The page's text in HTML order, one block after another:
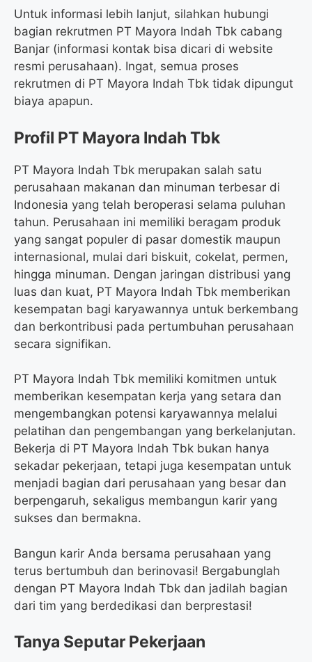
Untuk informasi lebih lanjut, silahkan hubungi
bagian rekrutmen PT Mayora Indah Tbk cabang
Banjar (informasi kontak bisa dicari di website
resmi perusahaan). Ingat, semua proses
rekrutmen di PT Mayora Indah Tbk tidak dipungut
biaya apapun.
Profil PT Mayora Indah Tbk
PT Mayora Indah Tbk merupakan salah satu
perusahaan makanan dan minuman terbesar di
Indonesia yang telah beroperasi selama puluhan
tahun. Perusahaan ini memiliki beragam produk
yang sangat populer di pasar domestik maupun
internasional, mulai dari biskuit, cokelat, permen,
hingga minuman. Dengan jaringan distribusi yang
luas dan kuat, PT Mayora Indah Tbk memberikan
kesempatan bagi karyawannya untuk berkembang
dan berkontribusi pada pertumbuhan perusahaan
secara signifikan.
PT Mayora Indah Tbk memiliki komitmen untuk
memberikan kesempatan kerja yang setara dan
mengembangkan potensi karyawannya melalui
pelatihan dan pengembangan yang berkelanjutan.
Bekerja di PT Mayora Indah Tbk bukan hanya
sekadar pekerjaan, tetapi juga kesempatan untuk
menjadi bagian dari perusahaan yang besar dan
berpengaruh, sekaligus membangun karir yang
sukses dan bermakna.
Bangun karir Anda bersama perusahaan yang
terus bertumbuh dan berinovasi! Bergabunglah
dengan PT Mayora Indah Tbk dan jadilah bagian
dari tim yang berdedikasi dan berprestasi!
Tanya Seputar Pekerjaan